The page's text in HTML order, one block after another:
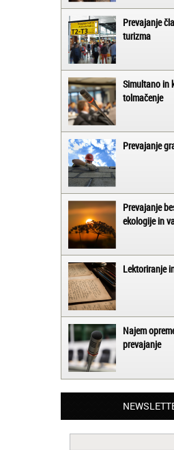
Prevajanje
turizma
Simultano in
tolmačenje
Prevajanje
Prevajanje
ekologije in
Lektoriranje
Najem
prevajanje
Matjaž iz Ajdovščine:
Lahko pohvalim vse
Oxford, ker so resnično
prevajalske storitve
učinkoviti.